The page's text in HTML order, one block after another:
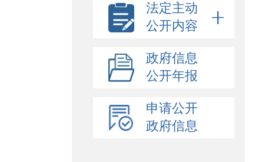
法定主动
公开内容
政府信息
公开年报
申请公开
政府信息